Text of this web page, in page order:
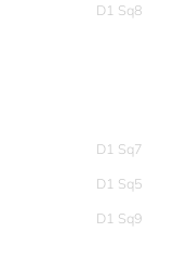
D1 Sq8
D1 Sq7
D1 Sq5
D1 Sq9